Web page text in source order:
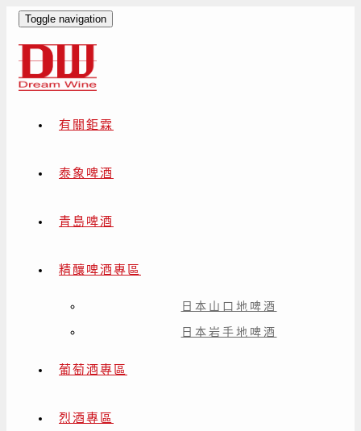
Toggle navigation
有關鉅霖
泰象啤酒
青島啤酒
精釀啤酒專區
日本山口地啤酒
日本岩手地啤酒
葡萄酒專區
烈酒專區